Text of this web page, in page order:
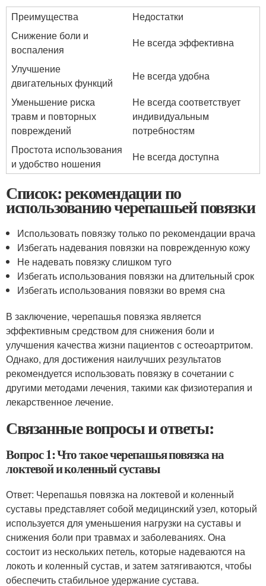
Преимущества
Недостатки
Снижение боли и
воспаления
Не всегда эффективна
Улучшение
двигательных функций
Не всегда удобна
Уменьшение риска
травм и повторных
повреждений
Не всегда соответствует
индивидуальным
потребностям
Простота использования
и удобство ношения
Не всегда доступна
Список: рекомендации по
использованию черепашьей повязки
Использовать повязку только по рекомендации врача
Избегать надевания повязки на поврежденную кожу
Не надевать повязку слишком туго
Избегать использования повязки на длительный срок
Избегать использования повязки во время сна
В заключение, черепашья повязка является
эффективным средством для снижения боли и
улучшения качества жизни пациентов с остеоартритом.
Однако, для достижения наилучших результатов
рекомендуется использовать повязку в сочетании с
другими методами лечения, такими как физиотерапия и
лекарственное лечение.
Связанные вопросы и ответы:
Вопрос 1: Что такое черепашья повязка на
локтевой и коленный суставы
Ответ: Черепашья повязка на локтевой и коленный
суставы представляет собой медицинский узел, который
используется для уменьшения нагрузки на суставы и
снижения боли при травмах и заболеваниях. Она
состоит из нескольких петель, которые надеваются на
локоть и коленный сустав, и затем затягиваются, чтобы
обеспечить стабильное удержание сустава.